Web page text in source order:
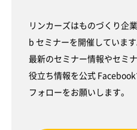
リンカーズはものづくり企
b セミナーを開催しています
最新のセミナー情報やセミ
役立ち情報を公式
フォローをお願いします。